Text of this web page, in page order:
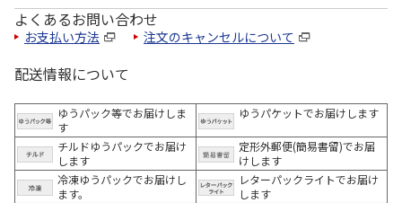
よくあるお問い合わせ
お支払い方法 注文のキャンセルについて
配送情報について
ゆうパック等でお届けしま
す
ゆうパケットでお届けします
チルドゆうパックでお届け
します
定形外郵便(簡易書留)でお届
けします
冷凍ゆうパックでお届けし
ます。
レターパックライトでお届け
します